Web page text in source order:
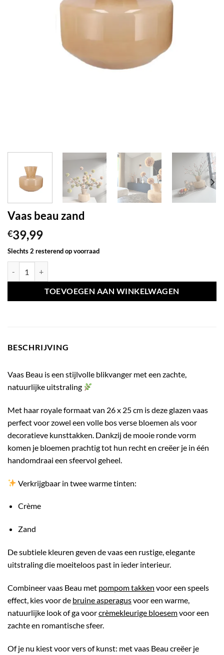
Vaas beau zand
€39,99
Slechts 2 resterend op voorraad
TOEVOEGEN AAN WINKELWAGEN
BESCHRIJVING
Vaas Beau is een stijlvolle blikvanger met een zachte,
natuurlijke uitstraling
Met haar royale formaat van 26 x 25 cm is deze glazen vaas
perfect voor zowel een volle bos verse bloemen als voor
decoratieve kunsttakken. Dankzij de mooie ronde vorm
komen je bloemen prachtig tot hun recht en creëer je in één
handomdraai een sfeervol geheel.
Verkrijgbaar in twee warme tinten:
Crème
Zand
De subtiele kleuren geven de vaas een rustige, elegante
uitstraling die moeiteloos past in ieder interieur.
Combineer vaas Beau met pompom takken voor een speels
effect, kies voor de bruine asperagusvoor een warme,
natuurlijke look of ga voorcrèmekleurige bloesemvoor een
zachte en romantische sfeer.
Of je nu kiest voor vers of kunst: met vaas Beau creëer je